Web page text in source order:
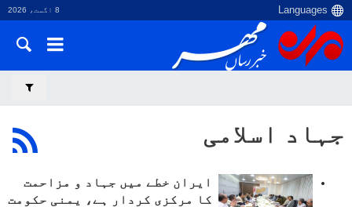
8 اگست، 2026
جہاد اسلامی
ایران خطے میں جہاد و مزاحمت
کا مرکزی کردار ہے، یمنی حکومت